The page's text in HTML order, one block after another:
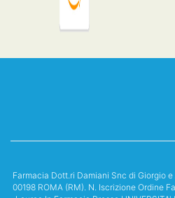
Farmacia Dott.ri Damiani Snc di Giorgio
00198 ROMA (RM). N. Iscrizione Ordine